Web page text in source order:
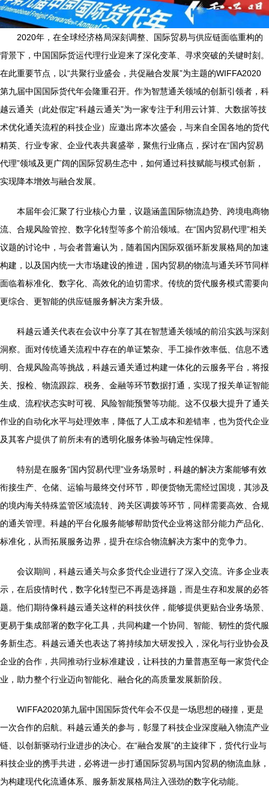
2020年，在全球经济格局深刻调整、国际贸易与供应链面临重构的
背景下，中国国际货运代理行业迎来了深化变革、寻求突破的关键时刻。
在此重要节点，以“共聚行业盛会，共促融合发展”为主题的WIFFA2020
第九届中国国际货代年会隆重召开。作为智慧通关领域的创新引领者，科
越云通关（此处假定“科越云通关”为一家专注于利用云计算、大数据等技
术优化通关流程的科技企业）应邀出席本次盛会，与来自全国各地的货代
精英、行业专家、企业代表共襄盛举，聚焦行业痛点，探讨在“国内贸易
代理”领域及更广阔的国际贸易生态中，如何通过科技赋能与模式创新，
实现降本增效与融合发展。
本届年会汇聚了行业核心力量，议题涵盖国际物流趋势、跨境电商物
流、合规风险管控、数字化转型等多个前沿领域。在“国内贸易代理”相关
议题的讨论中，与会者普遍认为，随着国内国际双循环新发展格局的加速
构建，以及国内统一大市场建设的推进，国内贸易的物流与通关环节同样
面临着标准化、数字化、高效化的迫切需求。传统的货代服务模式需要向
更综合、更智能的供应链服务解决方案升级。
科越云通关代表在会议中分享了其在智慧通关领域的前沿实践与深刻
洞察。面对传统通关流程中存在的单证繁杂、手工操作效率低、信息不透
明、合规风险高等挑战，科越云通关通过构建一体化的云服务平台，将报
关、报检、物流跟踪、税务、金融等环节数据打通，实现了报关单证智能
生成、流程状态实时可视、风险智能预警等功能。这不仅极大提升了通关
作业的自动化水平与处理效率，降低了人工成本和差错率，也为货代企业
及其客户提供了前所未有的透明化服务体验与确定性保障。
特别是在服务“国内贸易代理”业务场景时，科越的解决方案能够有效
衔接生产、仓储、运输与最终交付环节，即便货物无需经过国境，其涉及
的境内海关特殊监管区域流转、跨关区调拨等环节，同样需要高效、合规
的通关管理。科越的平台化服务能够帮助货代企业将这部分能力产品化、
标准化，从而拓展服务边界，提升在综合物流解决方案中的竞争力。
会议期间，科越云通关与众多货代企业进行了深入交流。许多企业表
示，在后疫情时代，数字化转型已不再是选择题，而是生存和发展的必答
题。他们期待像科越云通关这样的科技伙伴，能够提供更贴合业务场景、
更易于集成部署的数字化工具，共同构建一个协同、智能、韧性的货代服
务新生态。科越云通关也表达了将持续加大研发投入，深化与行业协会及
企业的合作，共同推动行业标准建设，让科技的力量普惠至每一家货代企
业，助力整个行业迈向智能化、融合化的高质量发展新阶段。
WIFFA2020第九届中国国际货代年会不仅是一场思想的碰撞，更是
一次合作的启航。科越云通关的参与，彰显了科技企业深度融入物流产业
链、以创新驱动行业进步的决心。在“融合发展”的主旋律下，货代行业与
科技企业的携手共进，必将进一步打通国际贸易与国内贸易的物流血脉，
为构建现代化流通体系、服务新发展格局注入强劲的数字化动能。